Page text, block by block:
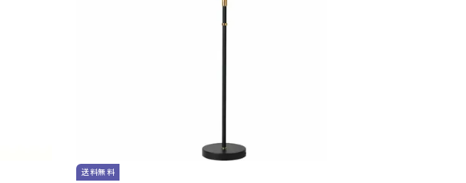
送料無料